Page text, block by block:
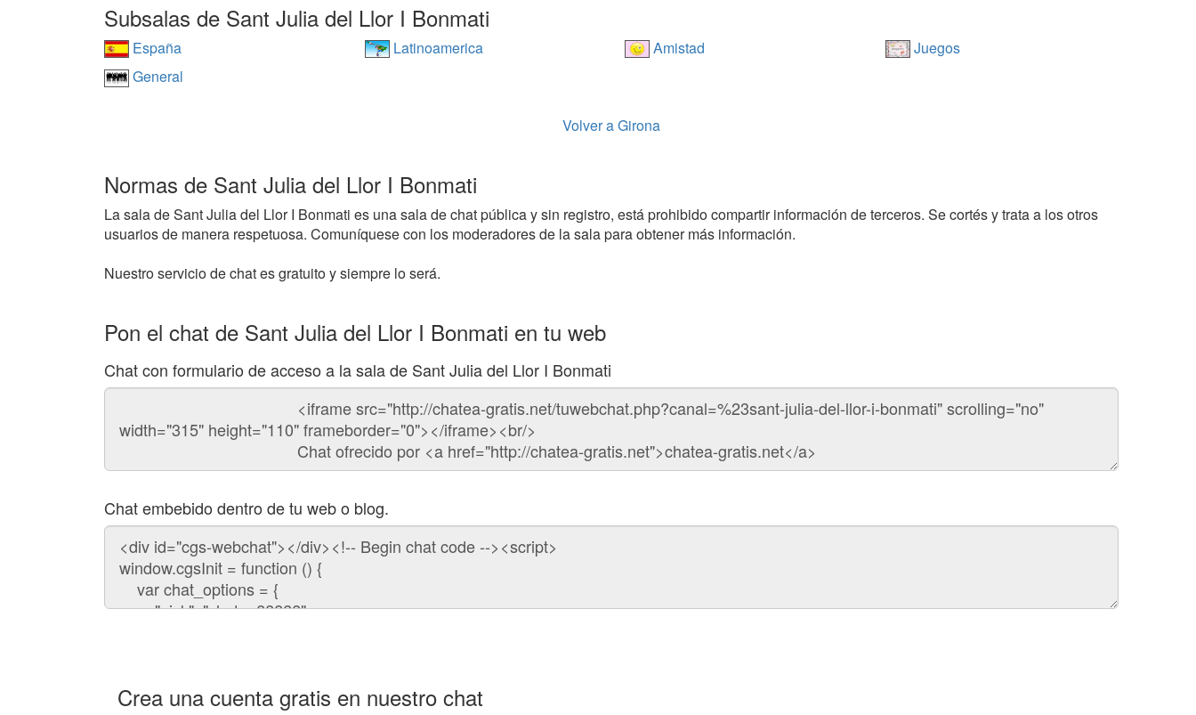
Subsalas de Sant Julia del Llor I Bonmati
España Latinoamerica Amistad
Juegos
General
Volver a Girona
Normas de Sant Julia del Llor I Bonmati
La sala de Sant Julia del Llor I Bonmati es una sala de chat pública y sin registro, está prohibido compartir información de terceros. Se cortés y trata a los otros
usuarios de manera respetuosa. Comuníquese con los moderadores de la sala para obtener más información.
Nuestro servicio de chat es gratuito y siempre lo será.
Pon el chat de Sant Julia del Llor I Bonmati en tu web
Chat con formulario de acceso a la sala de Sant Julia del Llor I Bonmati
Código
chat
Chat embebido dentro de tu web o blog.
Código
para
embeber
chat
Crea una cuenta gratis en nuestro chat